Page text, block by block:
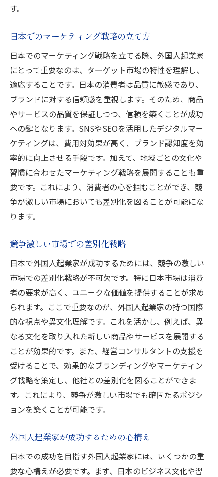
す。
日本でのマーケティング戦略の立て方
日本でのマーケティング戦略を立てる際、外国人起業家
にとって重要なのは、ターゲット市場の特性を理解し、
適応することです。日本の消費者は品質に敏感であり、
ブランドに対する信頼感を重視します。そのため、商品
やサービスの品質を保証しつつ、信頼を築くことが成功
への鍵となります。SNSやSEOを活用したデジタルマー
ケティングは、費用対効果が高く、ブランド認知度を効
率的に向上させる手段です。加えて、地域ごとの文化や
習慣に合わせたマーケティング戦略を展開することも重
要です。これにより、消費者の心を掴むことができ、競
争が激しい市場においても差別化を図ることが可能にな
ります。
競争激しい市場での差別化戦略
日本で外国人起業家が成功するためには、競争の激しい
市場での差別化戦略が不可欠です。特に日本市場は消費
者の要求が高く、ユニークな価値を提供することが求め
られます。ここで重要なのが、外国人起業家の持つ国際
的な視点や異文化理解です。これを活かし、例えば、異
なる文化を取り入れた新しい商品やサービスを展開する
ことが効果的です。また、経営コンサルタントの支援を
受けることで、効果的なブランディングやマーケティン
グ戦略を策定し、他社との差別化を図ることができま
す。これにより、競争が激しい市場でも確固たるポジシ
ョンを築くことが可能です。
外国人起業家が成功するための心構え
日本での成功を目指す外国人起業家には、いくつかの重
要な心構えが必要です。まず、日本のビジネス文化や習